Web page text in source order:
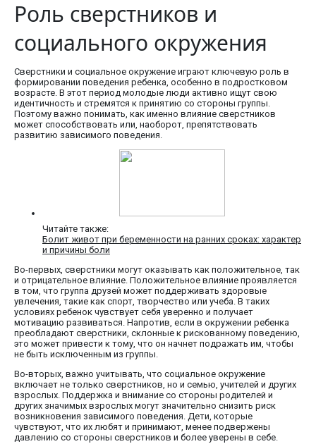
Роль сверстников и
социального окружения
Сверстники и социальное окружение играют ключевую роль в
формировании поведения ребенка, особенно в подростковом
возрасте. В этот период молодые люди активно ищут свою
идентичность и стремятся к принятию со стороны группы.
Поэтому важно понимать, как именно влияние сверстников
может способствовать или, наоборот, препятствовать
развитию зависимого поведения.
Читайте также:
Болит живот при беременности на ранних сроках: характер
и причины боли
Во-первых, сверстники могут оказывать как положительное, так
и отрицательное влияние. Положительное влияние проявляется
в том, что группа друзей может поддерживать здоровые
увлечения, такие как спорт, творчество или учеба. В таких
условиях ребенок чувствует себя уверенно и получает
мотивацию развиваться. Напротив, если в окружении ребенка
преобладают сверстники, склонные к рискованному поведению,
это может привести к тому, что он начнет подражать им, чтобы
не быть исключенным из группы.
Во-вторых, важно учитывать, что социальное окружение
включает не только сверстников, но и семью, учителей и других
взрослых. Поддержка и внимание со стороны родителей и
других значимых взрослых могут значительно снизить риск
возникновения зависимого поведения. Дети, которые
чувствуют, что их любят и принимают, менее подвержены
давлению со стороны сверстников и более уверены в себе.